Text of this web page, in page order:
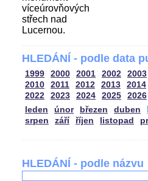
HLEDÁNÍ - podle data
1999 2000 2001 2002 2003
2010
2011 2012 2013 2014
2022
2023 2024 2025
2026
leden
únor březen duben
srpen
září říjen listopad
HLEDÁNÍ - podle názvu